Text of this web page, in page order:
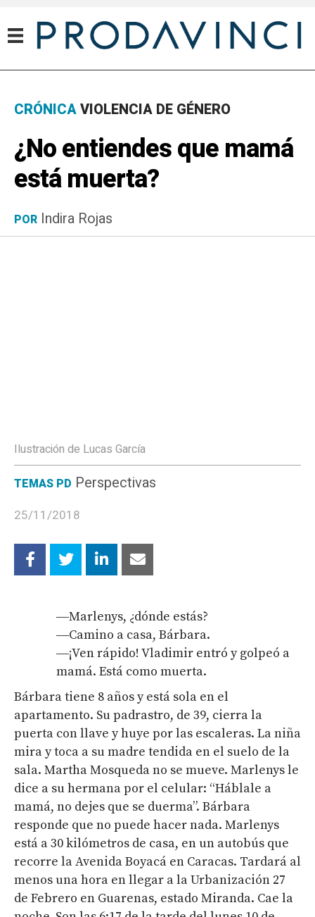
CRÓNICAVIOLENCIA DE GÉNERO
¿No entiendes que mamá
está muerta?
POR Indira Rojas
Ilustración de Lucas García
TEMAS PD Perspectivas
25/11/2018
―Marlenys, ¿dónde estás?
―Camino a casa, Bárbara.
―¡Ven rápido! Vladimir entró y golpeó a
mamá. Está como muerta.
Bárbara tiene 8 años y está sola en el
apartamento. Su padrastro, de 39, cierra la
puerta con llave y huye por las escaleras. La niña
mira y toca a su madre tendida en el suelo de la
sala. Martha Mosqueda no se mueve. Marlenys le
dice a su hermana por el celular: “Háblale a
mamá, no dejes que se duerma”. Bárbara
responde que no puede hacer nada. Marlenys
está a 30 kilómetros de casa, en un autobús que
recorre la Avenida Boyacá en Caracas. Tardará al
menos una hora en llegar a la Urbanización 27
de Febrero en Guarenas, estado Miranda. Cae la